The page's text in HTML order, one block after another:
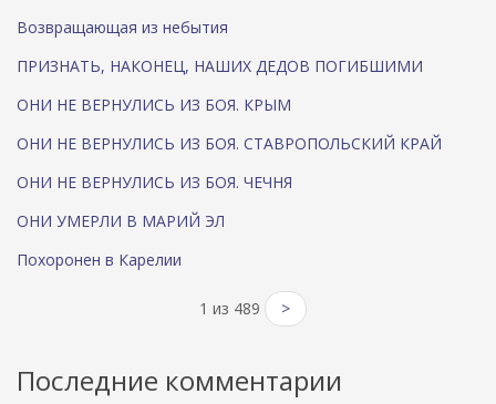
Возвращающая из небытия
ПРИЗНАТЬ, НАКОНЕЦ, НАШИХ ДЕДОВ ПОГИБШИМИ
ОНИ НЕ ВЕРНУЛИСЬ ИЗ БОЯ. КРЫМ
ОНИ НЕ ВЕРНУЛИСЬ ИЗ БОЯ. СТАВРОПОЛЬСКИЙ КРАЙ
ОНИ НЕ ВЕРНУЛИСЬ ИЗ БОЯ. ЧЕЧНЯ
ОНИ УМЕРЛИ В МАРИЙ ЭЛ
Похоронен в Карелии
1 из 489 >
Последние комментарии